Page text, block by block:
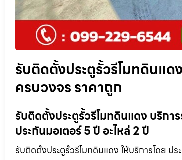
รับติดตั้งประตูรั้วรีโมทดินแด
ครบวงจร ราคาถูก
รับติดตั้งประตูรั้วรีโมทดินแดง บริกา
ประกันมอเตอร์ 5 ปี อะไหล่ 2 ปี
รับติดตั้งประตูรั้วรีโมทดินแดง ให้บริการโดย